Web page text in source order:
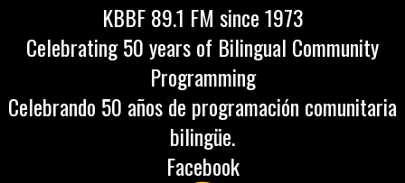
KBBF 89.1 FM since 1973
Celebrating 50 years of Bilingual Community
Programming
Celebrando 50 años de programación comunitaria
bilingüe.
Facebook